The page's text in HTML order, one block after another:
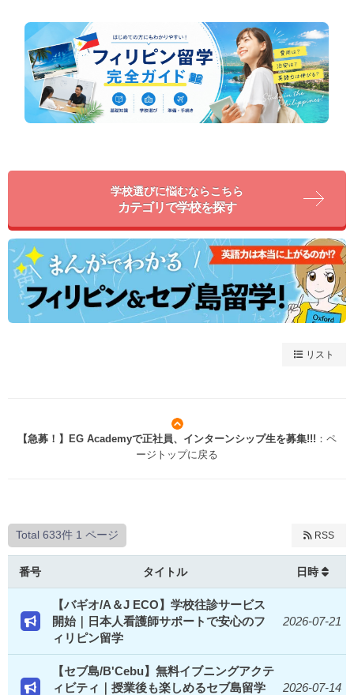
学校選びに悩むならこちら
カテゴリで学校を探す
リスト
【急募！】EG Academyで正社員、インターンシップ生を募集!!! ：ペ
ージトップに戻る
Total 633件 1 ページ RSS
番号 タイトル 日時
【バギオ/A＆J ECO】学校往診サービス
開始｜日本人看護師サポートで安心のフ
ィリピン留学
2026-07-21
【セブ島/B'Cebu】無料イブニングアクテ
ィビティ｜授業後も楽しめるセブ島留学
2026-07-14